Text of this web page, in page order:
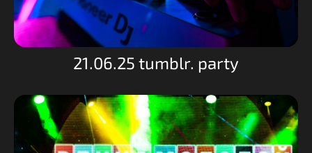
21.06.25 tumblr. party